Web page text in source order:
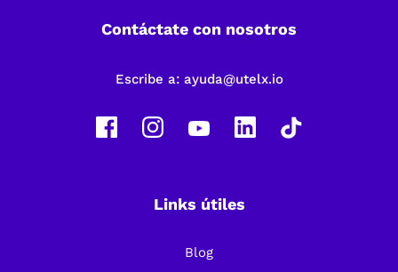
Contáctate con nosotros
Escribe a: ayuda@utelx.io
Links útiles
Blog